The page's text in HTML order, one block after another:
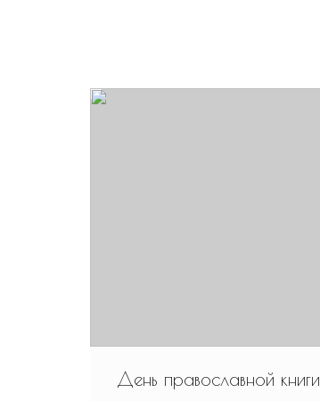
День православной книги